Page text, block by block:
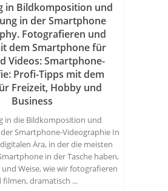
in Bildkomposition und
in der Smartphone
Fotografieren und
dem Smartphone für
Videos: Smartphone-
Profi-Tipps mit dem
Freizeit, Hobby und
Business
in die Bildkomposition und
Smartphone-Videographie In
Ära, in der die meisten
in der Tasche haben,
Weise, wie wir fotografieren
filmen, dramatisch ...